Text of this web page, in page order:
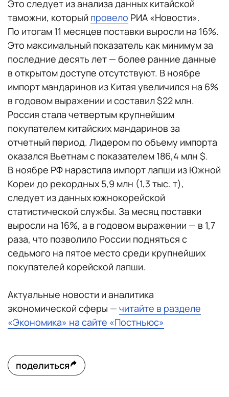
Это следует из анализа данных китайской
таможни, который провело РИА «Новости».
По итогам 11 месяцев поставки выросли на 16%.
Это максимальный показатель как минимум за
последние десять лет — более ранние данные
в открытом доступе отсутствуют. В ноябре
импорт мандаринов из Китая увеличился на 6%
в годовом выражении и составил $22 млн.
Россия стала четвертым крупнейшим
покупателем китайских мандаринов за
отчетный период. Лидером по объему импорта
оказался Вьетнам с показателем 186,4 млн $.
В ноябре РФ нарастила импорт лапши из Южной
Кореи до рекордных 5,9 млн (1,3 тыс. т),
следует из данных южнокорейской
статистической службы. За месяц поставки
выросли на 16%, а в годовом выражении — в 1,7
раза, что позволило России подняться с
седьмого на пятое место среди крупнейших
покупателей корейской лапши.
Актуальные новости и аналитика
экономической сферы — читайте в разделе
«Экономика» на сайте «Постньюс»
поделиться